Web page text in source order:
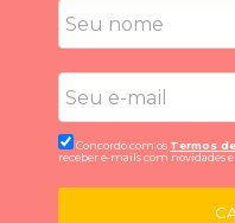
Concordo com os Termos
receber e-mails com novidades e